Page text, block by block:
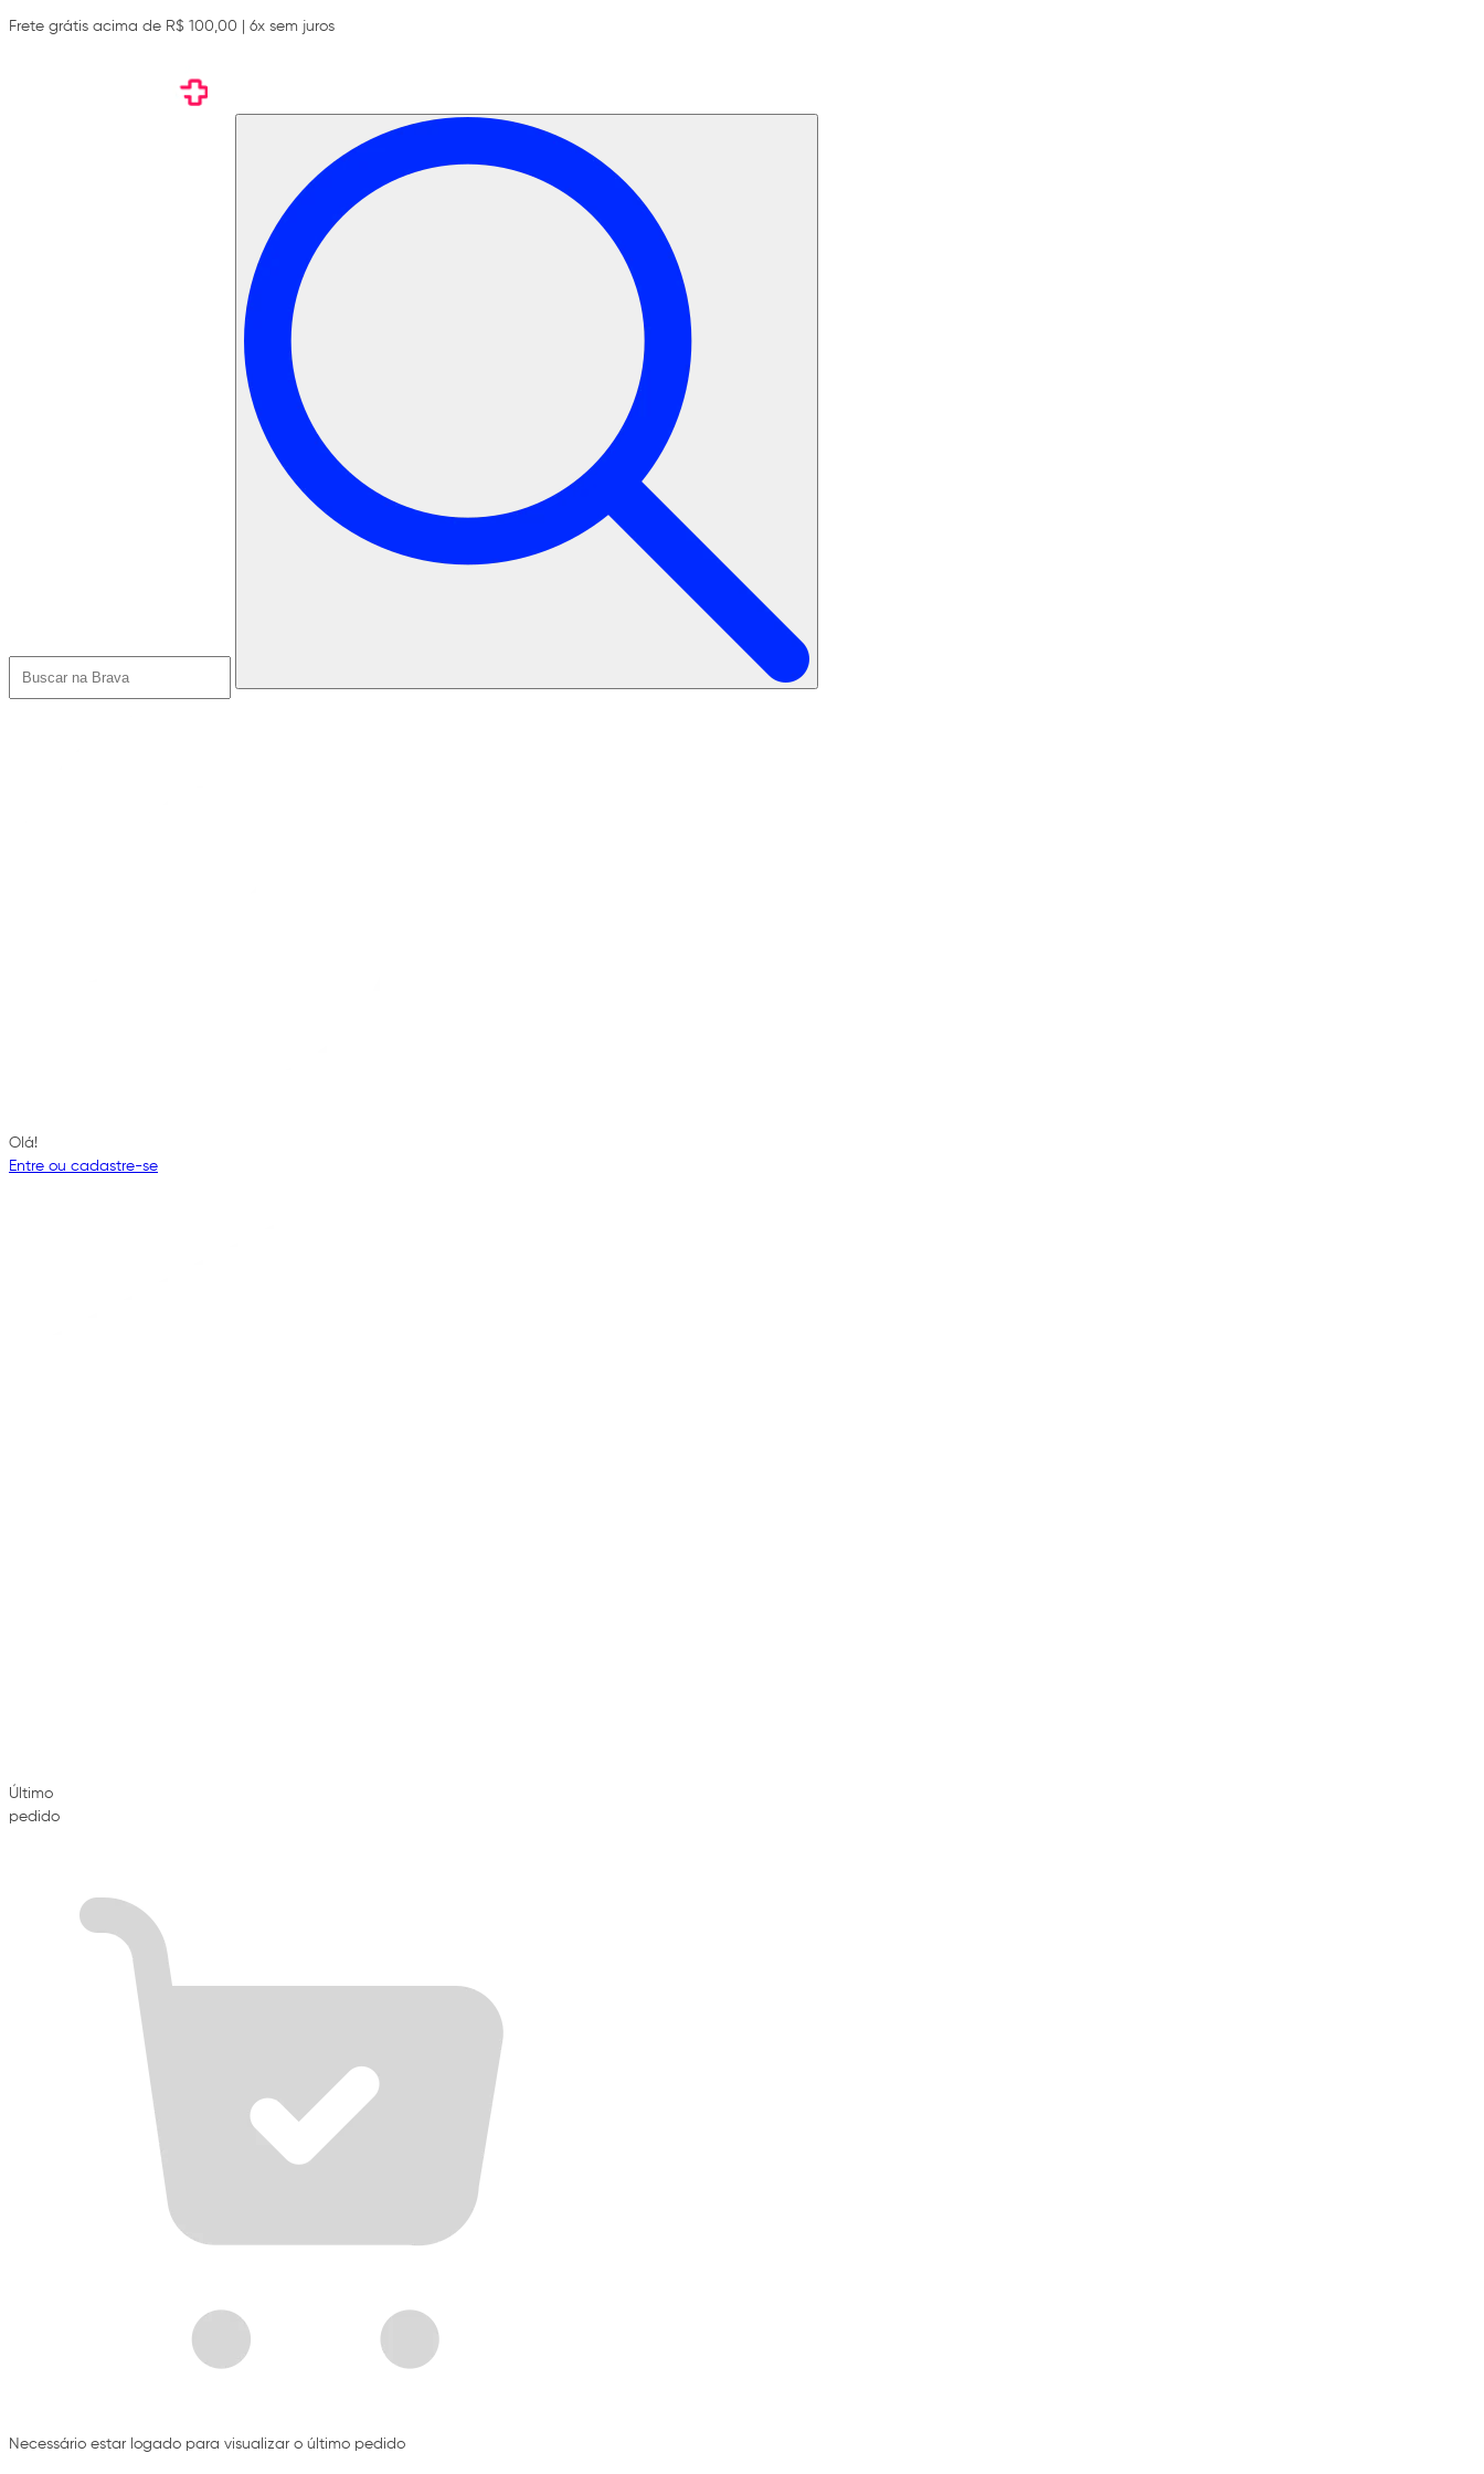
Frete grátis acima de R$ 100,00 | 6x sem juros
Olá!
Entre ou cadastre-se
Último
pedido
Necessário estar logado para visualizar o último pedido